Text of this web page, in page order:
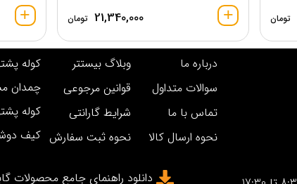
تومان 21,340,000 تومان
درباره ما
سوالات متداول
تماس با ما
نحوه ارسال کالا
وبلاگ بیستتر
قوانین مرجوعی
شرایط گارانتی
نحوه ثبت سفارش
کوله
چمدان
کوله
کیف
دانلود راهنمای جامع محصولات